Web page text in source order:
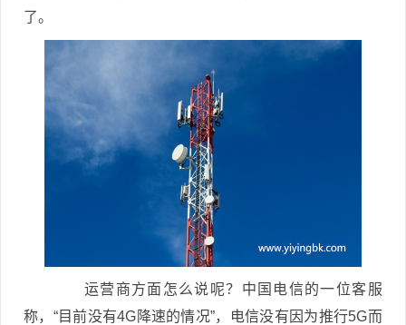
了。
运营商方面怎么说呢？中国电信的一位客服
称，“目前没有4G降速的情况”，电信没有因为推行5G而